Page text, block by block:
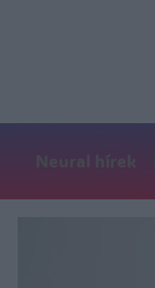
Neural hírek